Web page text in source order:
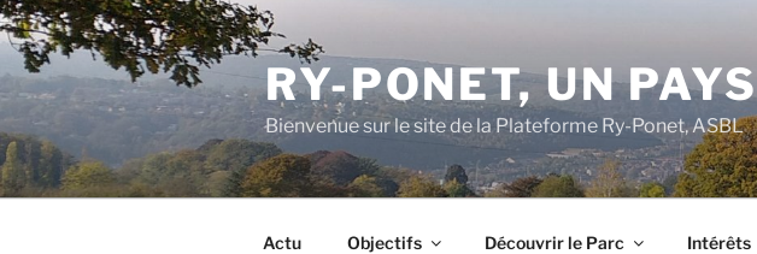
Aller
au
contenu
principal
RY-PONET, UN
Bienvenue sur le site de la Plateforme Ry-Ponet, ASBL
Actu Objectifs Découvrir le Parc Intérêts